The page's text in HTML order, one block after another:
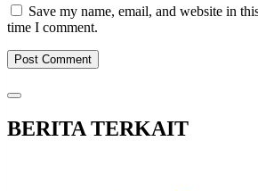
Save my name, email, and website in
time I comment.
BERITA TERKAIT